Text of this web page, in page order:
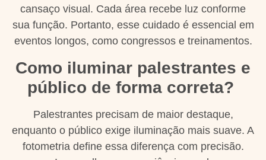
cansaço visual. Cada área recebe luz conforme
sua função. Portanto, esse cuidado é essencial em
eventos longos, como congressos e treinamentos.
Como iluminar palestrantes e
público de forma correta?
Palestrantes precisam de maior destaque,
enquanto o público exige iluminação mais suave. A
fotometria define essa diferença com precisão.